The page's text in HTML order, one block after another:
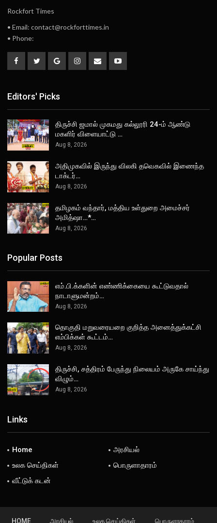
Rockfort Times
• Email: contact@rockforttimes.in
• Phone:
Editors' Picks
திருச்சி ஜமால் முகமது கல்லூரி 24-ம் ஆண்டு
மகளிர் விளையாட்டு …
Aug 8, 2026
அதிமுகவில் இருந்து விலகி தவெகவில் இணைந்த
டாக்டர்…
Aug 8, 2026
தமிழகம் வந்தார், மத்திய உள்துறை அமைச்சர்
அமித்ஷா…*…
Aug 8, 2026
Popular Posts
எம்.பி.க்களின் எண்ணிக்கையை கூட்டுவதால்
நாடாளுமன்றம்…
Aug 8, 2026
தொகுதி மறுவரையறை குறித்த அனைத்துக்கட்சி
எம்பிக்கள் கூட்டம்…
Aug 8, 2026
திருச்சி, சத்திரம் பேருந்து நிலையம் அருகே சாய்ந்து
விழும்…
Aug 8, 2026
Links
Home
அரசியல்
உலக செய்திகள்
பொருளாதாரம்
வீட்டுக் கடன்
HOME அரசியல் உலக செய்திகள் பொருளாதாரம்